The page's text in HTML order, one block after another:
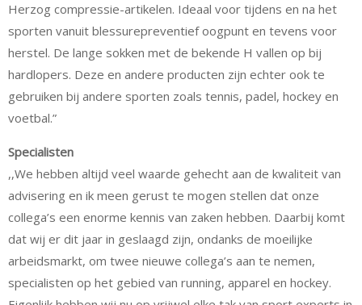
Herzog compressie-artikelen. Ideaal voor tijdens en na het
sporten vanuit blessurepreventief oogpunt en tevens voor
herstel. De lange sokken met de bekende H vallen op bij
hardlopers. Deze en andere producten zijn echter ook te
gebruiken bij andere sporten zoals tennis, padel, hockey en
voetbal.”
Specialisten
,,We hebben altijd veel waarde gehecht aan de kwaliteit van
advisering en ik meen gerust te mogen stellen dat onze
collega’s een enorme kennis van zaken hebben. Daarbij komt
dat wij er dit jaar in geslaagd zijn, ondanks de moeilijke
arbeidsmarkt, om twee nieuwe collega’s aan te nemen,
specialisten op het gebied van running, apparel en hockey.